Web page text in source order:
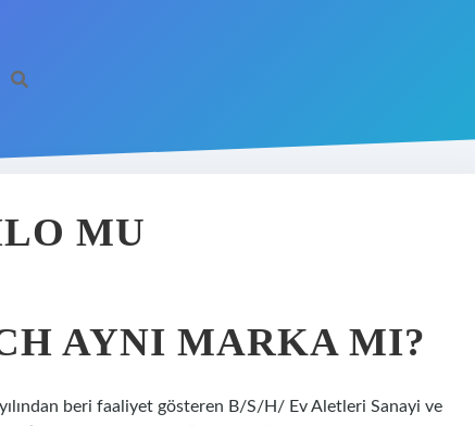
MU
AYNI MARKA MI?
beri faaliyet gösteren B/S/H/ Ev Aletleri Sanayi ve